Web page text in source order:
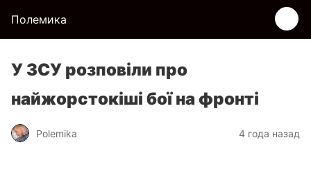
Полемика
У ЗСУ розповіли про
найжорстокіші бої на фронті
Polemika 4 года назад